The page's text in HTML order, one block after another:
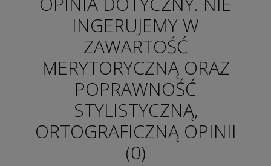
INGERUJEMY W
ZAWARTOŚĆ
MERYTORYCZNĄ ORAZ
POPRAWNOŚĆ
STYLISTYCZNĄ,
ORTOGRAFICZNĄ OPINII
(0)